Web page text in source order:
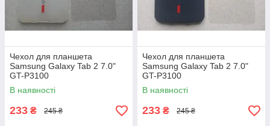
Чехол для планшета
Samsung Galaxy Tab 2 7.0"
GT-P3100
В наявності
233 ₴ 245 ₴
Чехол для планшета
Samsung Galaxy Tab 2 7.0"
GT-P3100
В наявності
233 ₴ 245 ₴